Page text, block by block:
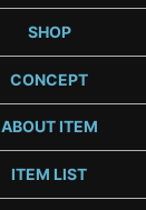
SHOP
CONCEPT
ABOUT ITEM
ITEM LIST